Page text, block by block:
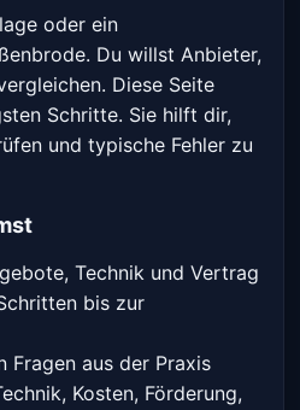
oder ein
Du willst Anbieter,
Diese Seite
Schritte. Sie hilft dir,
und typische Fehler zu
Technik und Vertrag
bis zur
Fragen aus der Praxis
Kosten, Förderung,